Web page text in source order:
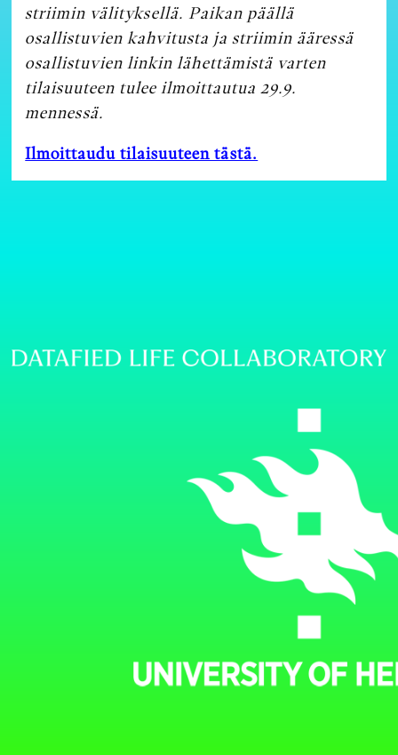
striimin välityksellä. Paikan päällä
osallistuvien kahvitusta ja striimin ääressä
osallistuvien linkin lähettämistä varten
tilaisuuteen tulee ilmoittautua 29.9.
mennessä.
Ilmoittaudu tilaisuuteen tästä.